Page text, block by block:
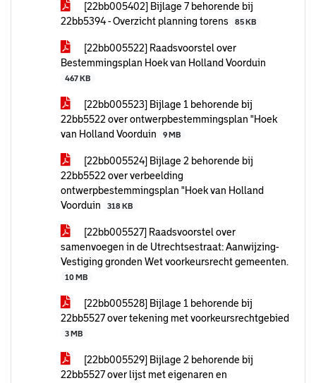
[22bb005402] Bijlage 7 behorende bij
22bb5394 - Overzicht planning torens
85 KB
[22bb005522] Raadsvoorstel over
Bestemmingsplan Hoek van Holland Voorduin
467 KB
[22bb005523] Bijlage 1 behorende bij
22bb5522 over ontwerpbestemmingsplan "Hoek
van Holland Voorduin
9 MB
[22bb005524] Bijlage 2 behorende bij
22bb5522 over verbeelding
ontwerpbestemmingsplan "Hoek van Holland
Voorduin
318 KB
[22bb005527] Raadsvoorstel over
samenvoegen in de Utrechtsestraat: Aanwijzing-
Vestiging gronden Wet voorkeursrecht gemeenten.
10 MB
[22bb005528] Bijlage 1 behorende bij
22bb5527 over tekening met voorkeursrechtgebied
3 MB
[22bb005529] Bijlage 2 behorende bij
22bb5527 over lijst met eigenaren en